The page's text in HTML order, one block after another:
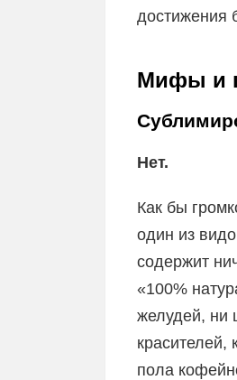
достижения
Мифы и
Нет.
Как бы
один из
содержит
«100%
желудей, ни
красителей,
пола